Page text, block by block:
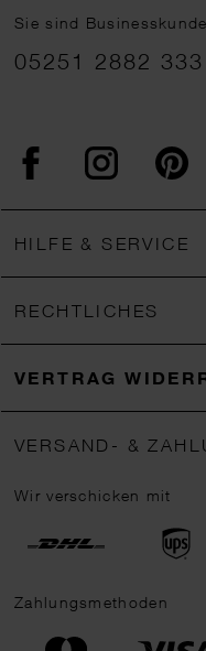
Sie sind
05251 2882 333
FacebookInstagram
HILFE & SERVICE
RECHTLICHES
VERTRAG
VERSAND- &
Wir verschicken mit
Zahlungsmethoden